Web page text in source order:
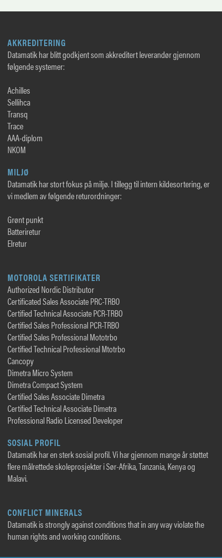
AKKREDITERING
Datamatik har blitt godkjent som akkreditert leverandør gjennom
følgende systemer:
Achilles
Sellihca
Transq
Trace
AAA-diplom
NKOM
MILJØ
Datamatik har stort fokus på miljø. I tillegg til intern kildesortering, er
vi medlem av følgende returordninger:
Grønt punkt
Batteriretur
Elretur
MOTOROLA SERTIFIKATER
Authorized Nordic Distributor
Certificated Sales Associate PRC-TRBO
Certified Technical Associate PCR-TRBO
Certified Sales Professional PCR-TRBO
Certified Sales Professional Mototrbo
Certified Technical Professional Mtotrbo
Cancopy
Dimetra Micro System
Dimetra Compact System
Certified Sales Associate Dimetra
Certified Technical Associate Dimetra
Professional Radio Licensed Developer
SOSIAL PROFIL
Datamatik har en sterk sosial profil. Vi har gjennom mange år støttet
flere målrettede skoleprosjekter i Sør-Afrika, Tanzania, Kenya og
Malavi.
CONFLICT MINERALS
Datamatik is strongly against conditions that in any way violate the
human rights and working conditions.